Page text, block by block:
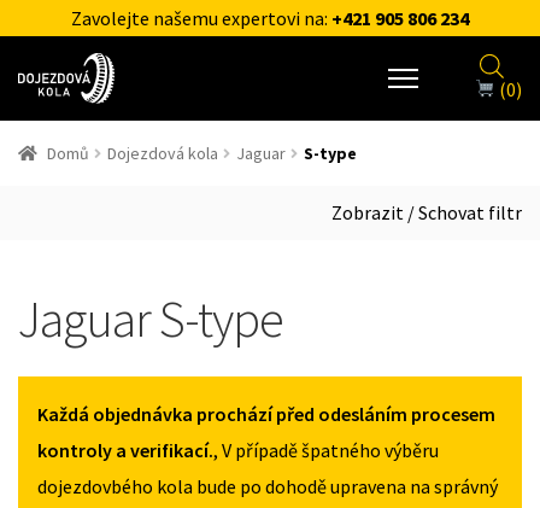
Zavolejte našemu expertovi na: +421 905 806 234
(0)
Domů Dojezdová kola Jaguar S-type
Zobrazit / Schovat filtr
Jaguar S-type
Každá objednávka prochází před odesláním procesem
kontroly a verifikací., V případě špatného výběru
dojezdovbého kola bude po dohodě upravena na správný